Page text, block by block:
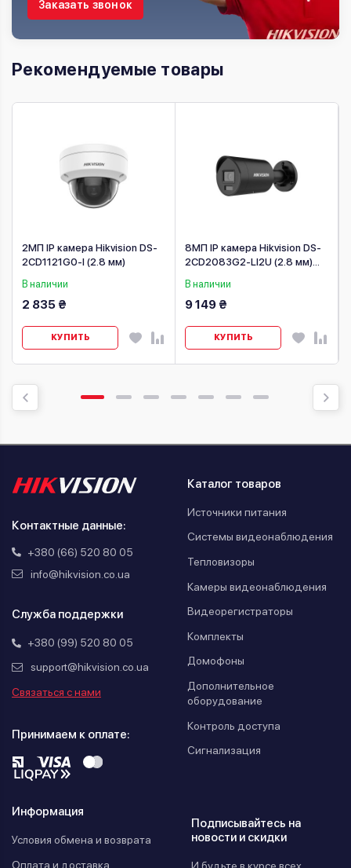
Заказать звонок
Рекомендуемые товары
2МП IP камера Hikvision DS-
2CD1121G0-I (2.8 мм)
В наличии
2 835 ₴
КУПИТЬ
8МП IP камера Hikvision DS-
2CD2083G2-LI2U (2.8 мм)
В наличии
9 149 ₴
КУПИТЬ
Контактные данные:
+380 (66) 520 80 05
info@hikvision.co.ua
Служба поддержки
+380 (99) 520 80 05
support@hikvision.co.ua
Связаться с нами
Принимаем к оплате:
Каталог товаров
Источники питания
Системы видеонаблюдения
Тепловизоры
Камеры видеонаблюдения
Видеорегистраторы
Комплекты
Домофоны
Дополнительное
оборудование
Контроль доступа
Сигнализация
Информация
Условия обмена и возврата
Оплата и доставка
Подписывайтесь на
новости и скидки